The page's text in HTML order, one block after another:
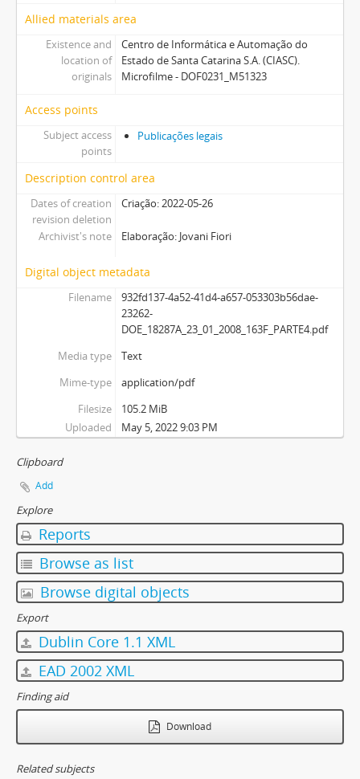
Allied materials area
Existence and
location of
originals
Centro de Informática e Automação do
Estado de Santa Catarina S.A. (CIASC).
Microfilme - DOF0231_M51323
Access points
Subject access
points
Publicações legais
Description control area
Dates of creation
revision deletion
Criação: 2022-05-26
Archivist's note Elaboração: Jovani Fiori
Digital object metadata
Filename
932fd137-4a52-41d4-a657-053303b56dae-
23262-
DOE_18287A_23_01_2008_163F_PARTE4.pdf
Media type
Text
Mime-type
application/pdf
Filesize
105.2 MiB
Uploaded
May 5, 2022 9:03 PM
Clipboard
Add
Explore
Reports
Browse as list
Browse digital objects
Export
Dublin Core 1.1 XML
EAD 2002 XML
Finding aid
Download
Related subjects